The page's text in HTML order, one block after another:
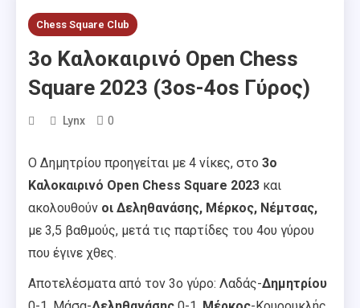
Chess Square Club
3ο Καλοκαιρινό Open Chess
Square 2023 (3os-4os Γύρος)
Lynx 0
Ο Δημητρίου προηγείται με 4 νίκες, στο 3ο
Καλοκαιρινό Open Chess Square 2023 και
ακολουθούν οι Δεληθανάσης, Μέρκος, Νέμτσας,
με 3,5 βαθμούς, μετά τις παρτίδες του 4ου γύρου
που έγινε χθες.
Αποτελέσματα από τον 3ο γύρο: Λαδάς-Δημητρίου